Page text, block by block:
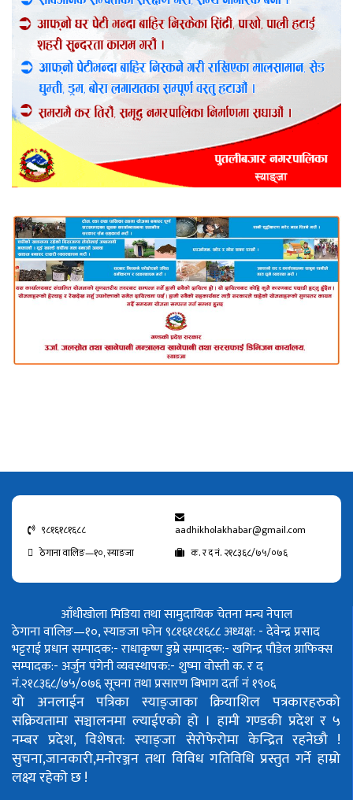
९८१६१८१६८८
aadhikholakhabar@gmail.com
ठेगाना वालिङ—१०, स्याङजा
क. र द नं. २१८३६८/७५/०७६
आँधीखोला मिडिया तथा सामुदायिक चेतना मन्च नेपाल
ठेगाना वालिङ—१०, स्याङजा फोन ९८१६१८१६८८अध्यक्ष: - देवेन्द्र प्रसाद
भट्टराईप्रधान सम्पादक:- राधाकृष्ण डुम्रेसम्पादक:- खगिन्द्र पौडेलग्राफिक्स
सम्पादक:- अर्जुन पंगेनीव्यवस्थापक:- शुष्मा वोस्तीक. र द
नं.२१८३६८/७५/०७६सूचना तथा प्रसारण बिभाग दर्ता नं १९०६
यो अनलाईन पत्रिका स्याङ्जाका क्रियाशिल पत्रकारहरुको
सक्रियतामा सञ्चालनमा ल्याईएको हो । हामी गण्डकी प्रदेश र ५
नम्बर प्रदेश, विशेषत: स्याङ्जा सेरोफेरोमा केन्द्रित रहनेछौ !
सुचना,जानकारी,मनोरञ्जन तथा विविध गतिविधि प्रस्तुत गर्ने हाम्रो
लक्ष्य रहेको छ !